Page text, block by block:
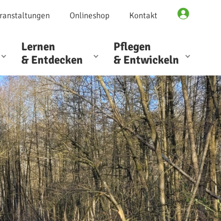
Onlineshop Kontakt
Lernen
& Entdecken
Pflegen
& Entwickeln